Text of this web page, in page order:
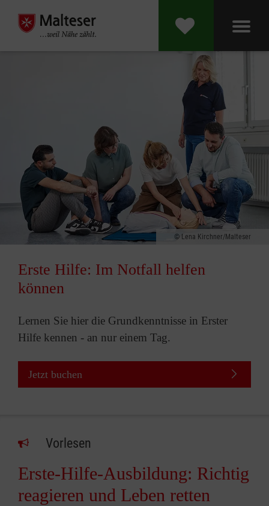
Lena Kirchner/Malteser
Erste Hilfe: Im Notfall helfen
können
Lernen Sie hier die Grundkenntnisse in Erster
Hilfe kennen - an nur einem Tag.
Jetzt buchen
Vorlesen
Erste-Hilfe-Ausbildung: Richtig
reagieren und Leben retten